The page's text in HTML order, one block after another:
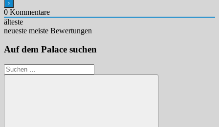
0 Kommentare
älteste
neueste meiste Bewertungen
Auf dem Palace suchen
Suchen
nach: